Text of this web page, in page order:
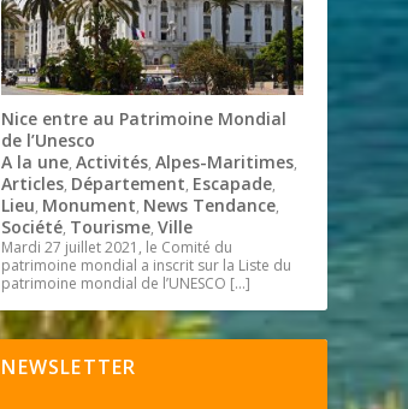
Nice entre au Patrimoine Mondial
de l’Unesco
A la une,Activités,Alpes-Maritimes,
Articles, Département, Escapade,
Lieu, Monument, News Tendance,
Société, Tourisme,Ville
Mardi 27 juillet 2021, le Comité du
patrimoine mondial a inscrit sur la Liste du
patrimoine mondial de l’UNESCO […]
NEWSLETTER